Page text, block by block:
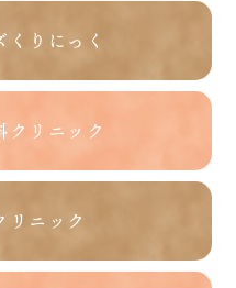
りにっく
クリニック
リニック